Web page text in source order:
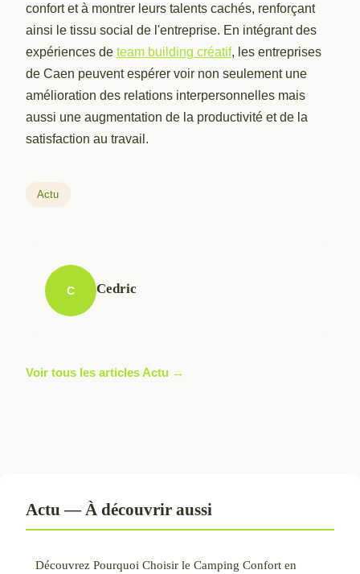
confort et à montrer leurs talents cachés, renforçant
ainsi le tissu social de l'entreprise. En intégrant des
expériences de team building créatif, les entreprises
de Caen peuvent espérer voir non seulement une
amélioration des relations interpersonnelles mais
aussi une augmentation de la productivité et de la
satisfaction au travail.
Actu
C Cedric
Voir tous les articles Actu →
Actu — À découvrir aussi
Découvrez Pourquoi Choisir le Camping Confort en